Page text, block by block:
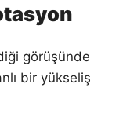
görüşünde
bir yükseliş